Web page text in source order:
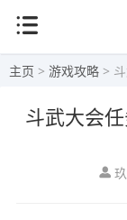
主页 > 游戏攻略 >
斗武大会